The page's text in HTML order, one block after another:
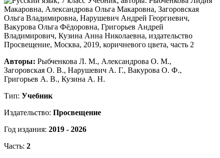
Авторы: Рыбченкова Л. М., Александрова О. М.,
Загоровская О. В., Нарушевич А. Г., Вакурова О. Ф.,
Григорьев А. В., Кузина А. Н.
Тип: Учебник
Издательство: Просвещение
Год издания: 2019 - 2026
Часть: 2